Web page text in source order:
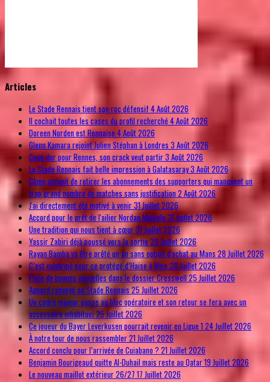
© Free VinaGecko.com
Articles
Le Stade Rennais tient son roc défensif 4 Août 2026
Il cochait toutes les cases du profil recherché 4 Août 2026
Doreen Norden est Rennaise 4 Août 2026
Glenn Kamara rejoint Julien Stéphan à Londres 3 Août 2026
Coup dur pour Rennes, son crack veut partir3 Août 2026
Le Stade Rennais fait belle impression à Galatasaray3 Août 2026
Côme prévoit de retirer les abonnements des supporters qui manquent un
trop grand nombre de matches sans justification2 Août 2026
J'ai directement été motivé à venir31 Juillet 2026
Accord pour le prêt de l'ailier Nordan Mukiele 31 Juillet 2026
Une tradition qui nous tient à cœur31 Juillet 2026
Yassir Zabiri déjà poussé vers la sortie29 Juillet 2026
Rayan Bamba va être prêté un an sans option d'achat au Mans 28 Juillet 2026
C’est confirmé pour ce protégé d’Haise à Nice 28 Juillet 2026
Pluie de bonnes nouvelles dans le dossier Cresswell25 Juillet 2026
Aguerd renvoyé au Stade Rennais25 Juillet 2026
Un cadre majeur passe au bloc opératoire et son retour se fera avec un
accessoire inhabituel25 Juillet 2026
Ce joueur du Bayer Leverkusen pourrait revenir en Ligue 124 Juillet 2026
À notre tour de nous rassembler21 Juillet 2026
Accord conclu pour l’arrivée de Cuiabano ? 21 Juillet 2026
Benjamin Bourigeaud quitte Al-Duhail mais reste au Qatar19 Juillet 2026
Le nouveau maillot extérieur 26/2717 Juillet 2026